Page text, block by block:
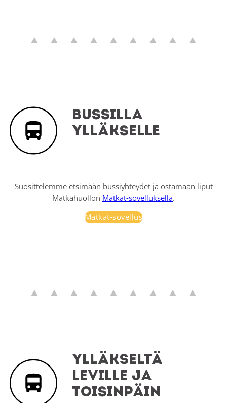
Bussilla
Ylläkselle
Suosittelemme etsimään bussiyhteydet ja ostamaan liput
Matkahuollon Matkat-sovelluksella.
Matkat-sovellus
Ylläkseltä
Leville ja
toisinpäin